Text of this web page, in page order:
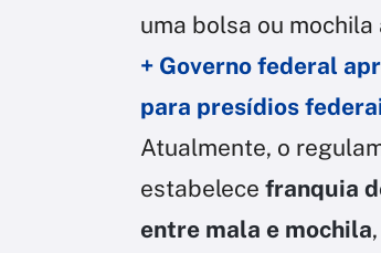
uma bolsa ou
+ Governo federal
para presídios
Atualmente, o
estabelece franquia
entre mala e mochila